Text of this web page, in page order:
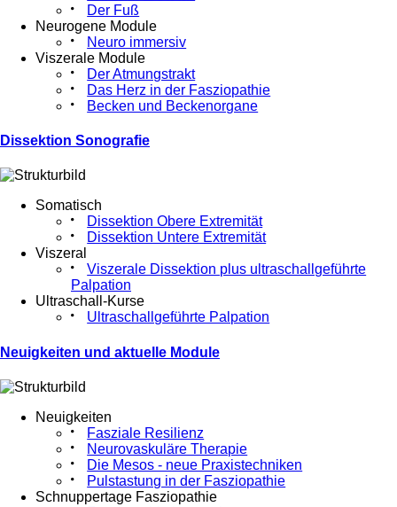
Der Fuß
Neurogene Module
Neuro immersiv
Viszerale Module
Der Atmungstrakt
Das Herz in der Fasziopathie
Becken und Beckenorgane
Dissektion Sonografie
Somatisch
Dissektion Obere Extremität
Dissektion Untere Extremität
Viszeral
Viszerale Dissektion plus ultraschallgeführte
Palpation
Ultraschall-Kurse
Ultraschallgeführte Palpation
Neuigkeiten und aktuelle Module
Neuigkeiten
Fasziale Resilienz
Neurovaskuläre Therapie
Die Mesos - neue Praxistechniken
Pulstastung in der Fasziopathie
Schnuppertage Fasziopathie